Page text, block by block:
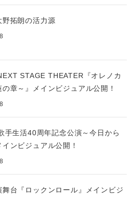
野拓朗の活力源
STAGE THEATER『オレノカ
章～』メインビジュアル公開！
手生活40周年記念公演～今日から
ンビジュアル公開！
台『ロックンロール』メインビジ